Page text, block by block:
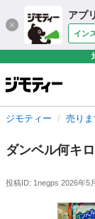
アプ
イン
ジモティー 売り
ダンベル何キ
投稿ID: 1negps 2026年5